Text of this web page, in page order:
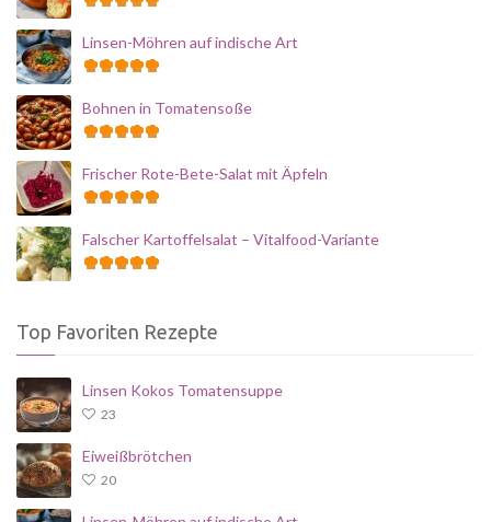
Linsen-Möhren auf indische Art
Bohnen in Tomatensoße
Frischer Rote-Bete-Salat mit Äpfeln
Falscher Kartoffelsalat – Vitalfood-Variante
Top Favoriten Rezepte
Linsen Kokos Tomatensuppe
23
Eiweißbrötchen
20